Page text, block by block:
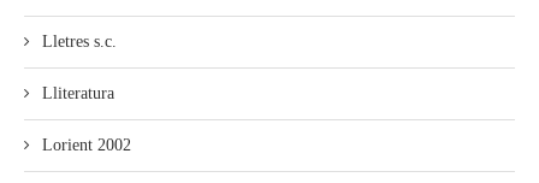
Lletres s.c.
Lliteratura
Lorient 2002